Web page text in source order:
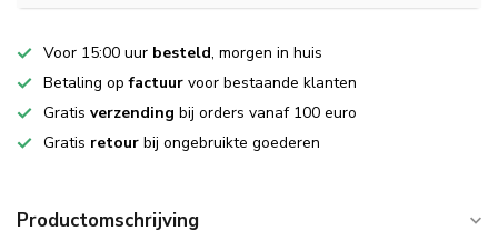
Voor 15:00 uur besteld, morgen in huis
Betaling opfactuur voor bestaande klanten
Gratis verzending bij orders vanaf 100 euro
Gratis retour bij ongebruikte goederen
Productomschrijving